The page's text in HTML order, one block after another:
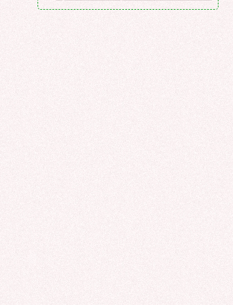
ROCADE VDO